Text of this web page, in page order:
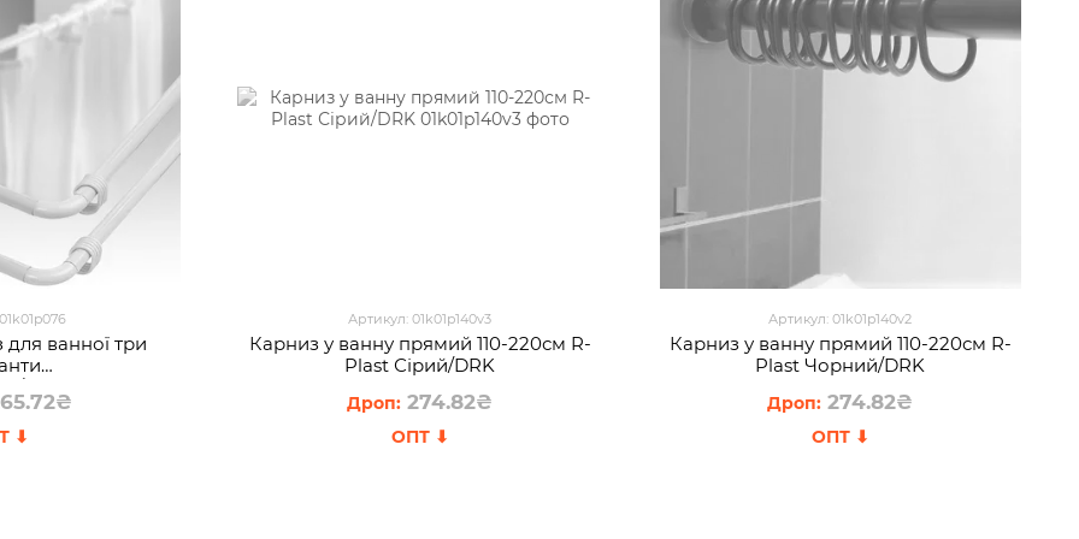
ванної три
90×90×90см,
(DRK)
Артикул: 01k01p140v3
Карниз у ванну прямий 110-220см R-
Plast Сірий/DRK
274.82₴
Артикул: 01k01p140v2
Карниз у ванну прямий 110-220см R-
Plast Чорний/DRK
274.82₴